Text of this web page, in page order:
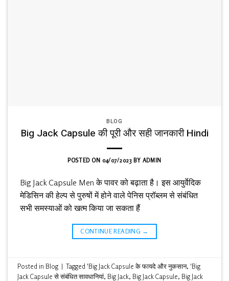
BLOG
Big Jack Capsule की पूरी और सही जानकारी Hindi
POSTED ON 04/07/2023BY ADMIN
Big Jack Capsule Men के पावर को बढ़ाता है। इस आयुर्वेदिक
मेडिसिन की हेल्प से पुरुषों में होने वाले पेनिस प्रॉब्लम से संबंधित
सभी समस्याओं को खत्म किया जा सकता हैं
CONTINUE READING →
Posted in Blog | Tagged 'Big Jack Capsule के फायदे और नुकसान, 'Big
Jack Capsule से संबंधित सावधानियां, Big Jack, Big Jack Capsule, Big Jack